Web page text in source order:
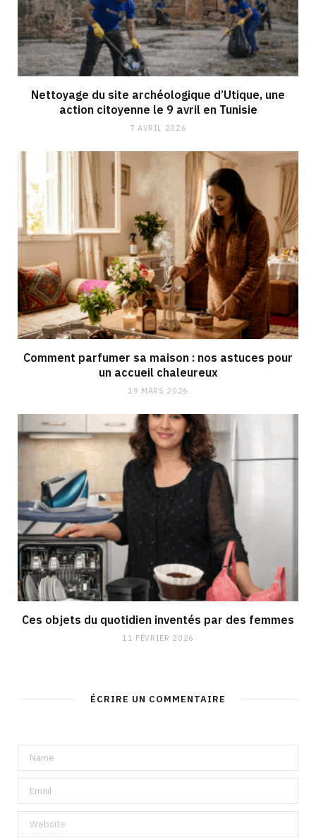
Nettoyage du site archéologique d’Utique, une
action citoyenne le 9 avril en Tunisie
7 AVRIL 2026
Comment parfumer sa maison : nos astuces pour
un accueil chaleureux
19 MARS 2026
Ces objets du quotidien inventés par des femmes
11 FÉVRIER 2026
ÉCRIRE UN COMMENTAIRE